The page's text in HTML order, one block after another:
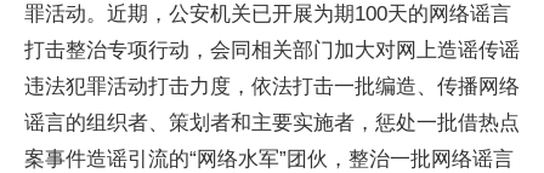
罪活动。近期，公安机关已开展为期100天的网络谣言
打击整治专项行动，会同相关部门加大对网上造谣传谣
违法犯罪活动打击力度，依法打击一批编造、传播网络
谣言的组织者、策划者和主要实施者，惩处一批借热点
案事件造谣引流的“网络水军”团伙，整治一批网络谣言